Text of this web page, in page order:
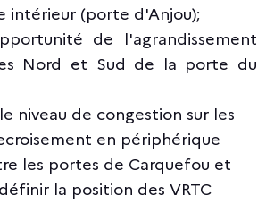
intérieur (porte d'Anjou);
de l'agrandissement
Nord et Sud de la porte du
niveau de congestion sur les
en périphérique
les portes de Carquefou et
la position des VRTC